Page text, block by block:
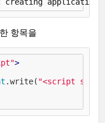
항목을
>
.write( "<script